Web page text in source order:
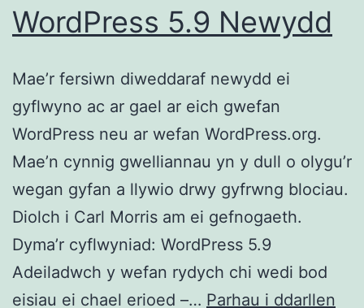
WordPress 5.9 Newydd
Mae’r fersiwn diweddaraf newydd ei
gyflwyno ac ar gael ar eich gwefan
WordPress neu ar wefan WordPress.org.
Mae’n cynnig gwelliannau yn y dull o olygu’r
wegan gyfan a llywio drwy gyfrwng blociau.
Diolch i Carl Morris am ei gefnogaeth.
Dyma’r cyflwyniad: WordPress 5.9
Adeiladwch y wefan rydych chi wedi bod
eisiau ei chael erioed –… Parhau i ddarllen